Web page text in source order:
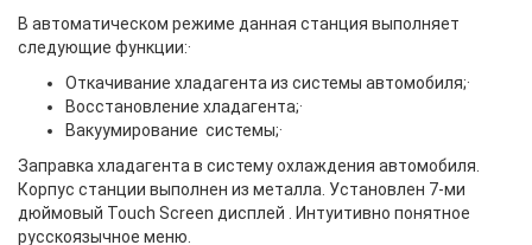
В автоматическом режиме данная станция выполняет
следующие функции:·
Откачивание хладагента из системы автомобиля;·
Восстановление хладагента;·
Вакуумирование системы;·
Заправка хладагента в систему охлаждения автомобиля.
Корпус станции выполнен из металла. Установлен 7-ми
дюймовый Touch Screen дисплей . Интуитивно понятное
русскоязычное меню.